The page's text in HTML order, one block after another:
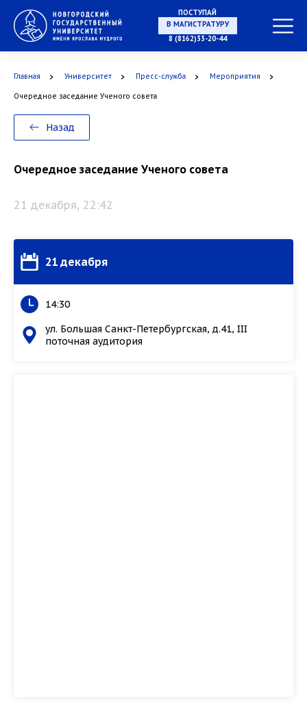
ПОСТУПАЙ
В МАГИСТРАТУРУ
8 (8162)33-20-44
Главная Университет Пресс-служба Мероприятия
Очередное заседание Ученого совета
Назад
Очередное заседание Ученого совета
21 декабря, 22:42
21 декабря
14:30
ул. Большая Санкт-Петербургская, д.41, III
поточная аудитория